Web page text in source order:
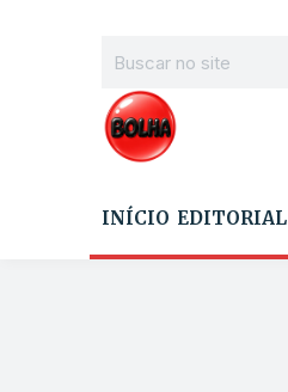
INÍCIO EDITORIAL